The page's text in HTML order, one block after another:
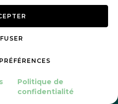
Politique de
confidentialité